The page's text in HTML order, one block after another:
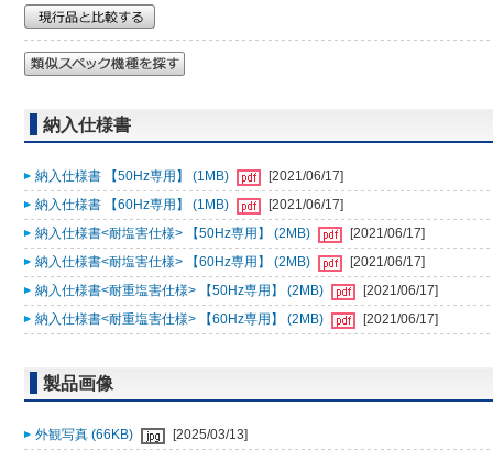
納入仕様書
納入仕様書 【50Hz専用】 (1MB)
[2021/06/17]
納入仕様書 【60Hz専用】 (1MB)
[2021/06/17]
納入仕様書<耐塩害仕様> 【50Hz専用】 (2MB)
[2021/06/17]
納入仕様書<耐塩害仕様> 【60Hz専用】 (2MB)
[2021/06/17]
納入仕様書<耐重塩害仕様> 【50Hz専用】 (2MB)
[2021/06/17]
納入仕様書<耐重塩害仕様> 【60Hz専用】 (2MB)
[2021/06/17]
製品画像
外観写真 (66KB) [2025/03/13]